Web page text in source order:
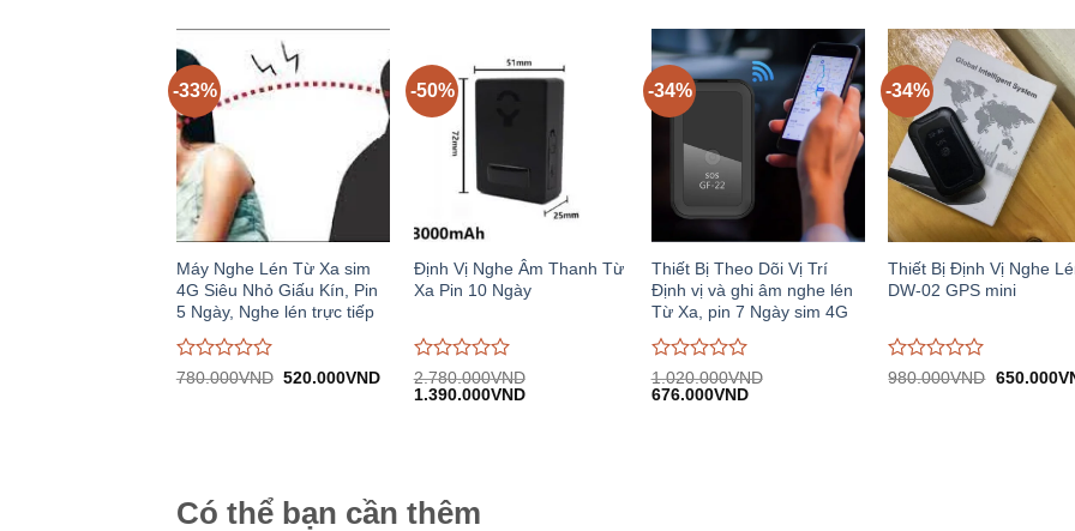
trên
5
trên
5
trên
5
-33%
Máy Nghe Lén Từ Xa sim
4G Siêu Nhỏ Giấu Kín, Pin
5 Ngày, Nghe lén trực tiếp
Được
780.000VND Giá
520.000VNDGiá
-50%
Định Vị Nghe Âm Thanh Từ
Xa Pin 10 Ngày
Được
đánh
2.780.000VND
Giá
1.390.000VNDGiá
-34%
Thiết Bị Theo Dõi Vị Trí
Định vị và ghi âm nghe lén
Từ Xa, pin 7 Ngày sim 4G
Được
đánh
1.020.000VND
Giá
676.000VNDGiá
-34%
Thiết Bị Định Vị Nghe
DW-02 GPS mini
Được
980.000VND Giá
650.000
Có thể bạn cần thêm